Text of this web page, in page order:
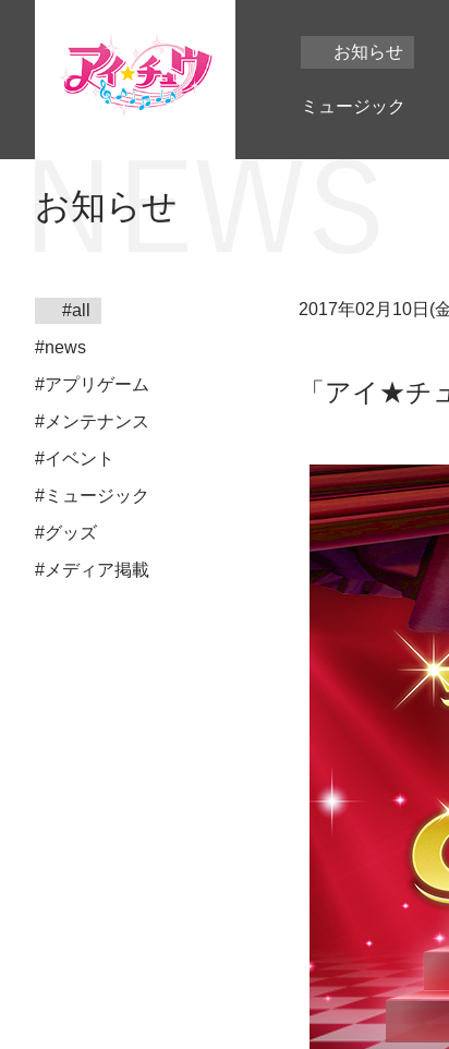
お知らせ
ミュージック
お知らせ
#all
#news
#アプリゲーム
#メンテナンス
#イベント
#ミュージック
#グッズ
#メディア掲載
2017年02月10日(
「アイ★チ